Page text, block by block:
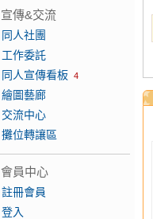
宣傳&交流
同人社團
工作委託
同人宣傳看板 4
繪圖藝廊
交流中心
攤位轉讓區
會員中心
註冊會員
登入